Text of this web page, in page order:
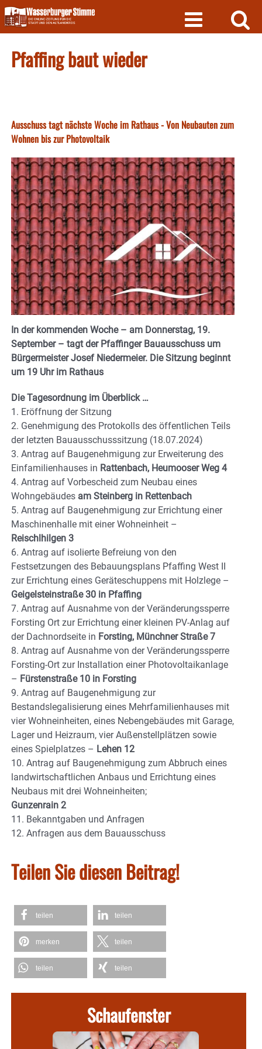
Skip
to
content
Pfaffing baut wieder
Ausschuss tagt nächste Woche im Rathaus - Von Neubauten zum
Wohnen bis zur Photovoltaik
In der kommenden Woche – am Donnerstag, 19.
September – tagt der Pfaffinger Bauausschuss um
Bürgermeister Josef Niedermeier. Die Sitzung beginnt
um 19 Uhr im Rathaus
Die Tagesordnung im Überblick …
1. Eröffnung der Sitzung
2. Genehmigung des Protokolls des öffentlichen Teils
der letzten Bauausschusssitzung (18.07.2024)
3. Antrag auf Baugenehmigung zur Erweiterung des
Einfamilienhauses in Rattenbach, Heumooser Weg 4
4. Antrag auf Vorbescheid zum Neubau eines
Wohngebäudes am Steinberg in Rettenbach
5. Antrag auf Baugenehmigung zur Errichtung einer
Maschinenhalle mit einer Wohneinheit –
Reischlhilgen 3
6. Antrag auf isolierte Befreiung von den
Festsetzungen des Bebauungsplans Pfaffing West II
zur Errichtung eines Geräteschuppens mit Holzlege –
Geigelsteinstraße 30 in Pfaffing
7. Antrag auf Ausnahme von der Veränderungssperre
Forsting Ort zur Errichtung einer kleinen PV-Anlag auf
der Dachnordseite in Forsting, Münchner Straße 7
8. Antrag auf Ausnahme von der Veränderungssperre
Forsting-Ort zur Installation einer Photovoltaikanlage
– Fürstenstraße 10 in Forsting
9. Antrag auf Baugenehmigung zur
Bestandslegalisierung eines Mehrfamilienhauses mit
vier Wohneinheiten, eines Nebengebäudes mit Garage,
Lager und Heizraum, vier Außenstellplätzen sowie
eines Spielplatzes – Lehen 12
10. Antrag auf Baugenehmigung zum Abbruch eines
landwirtschaftlichen Anbaus und Errichtung eines
Neubaus mit drei Wohneinheiten;
Gunzenrain 2
11. Bekanntgaben und Anfragen
12. Anfragen aus dem Bauausschuss
Teilen Sie diesen Beitrag!
teilen teilen
merken teilen
teilen teilen
Schaufenster